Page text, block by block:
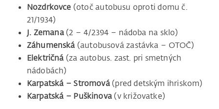
Nozdrkovce (otoč autobusu oproti domu č.
21/1934)
J. Zemana(2 – 4/2394 – nádoba na sklo)
Záhumenská (autobusová zastávka – OTOČ)
Električná (za autobus. zast. pri smetných
nádobách)
Karpatská – Stromová(pred detským ihriskom)
Karpatská – Puškinova(v križovatke)